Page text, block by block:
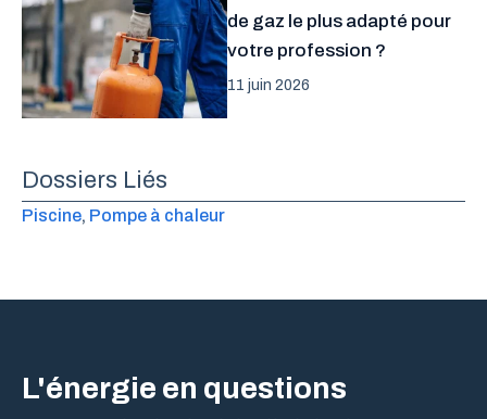
de gaz le plus adapté pour
votre profession ?
11 juin 2026
Dossiers Liés
Piscine, Pompe à chaleur
L'énergie en questions